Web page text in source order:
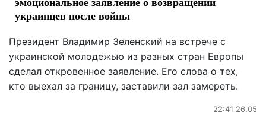
украинцев после войны
Президент Владимир Зеленский на встрече с
украинской молодежью из разных стран Европы
сделал откровенное заявление. Его слова о тех,
кто выехал за границу, заставили зал замереть.
22:41 26.05